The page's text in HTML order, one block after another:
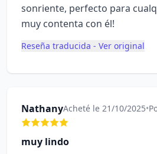
sonriente, perfecto para
muy contenta con él!
Reseña traducida - Ver original
NathanyAcheté le 21/10/2025•
muy lindo